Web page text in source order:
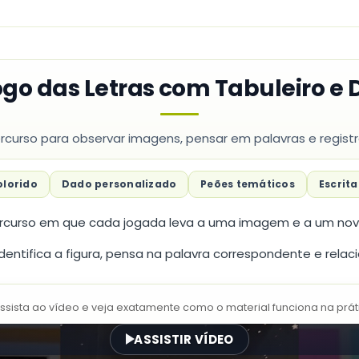
das Letras com Tabuleiro e
para observar imagens, pensar em palavras e
Dado personalizado Peões temáticos
em que cada jogada leva a uma imagem e a um
a figura, pensa na palavra correspondente e
ao vídeo e veja exatamente como o material funciona na
ASSISTIR VÍDEO